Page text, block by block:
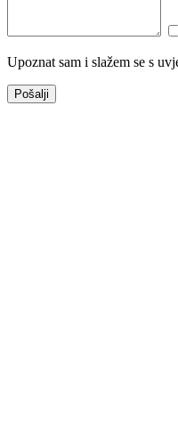
Upoznat sam i slažem se s
Pošalji